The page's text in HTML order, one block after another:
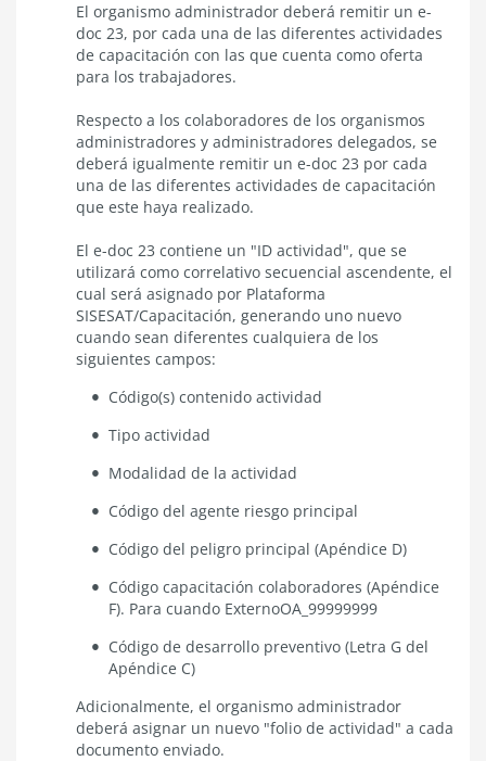
El organismo administrador deberá remitir un e-
doc 23, por cada una de las diferentes actividades
de capacitación con las que cuenta como oferta
para los trabajadores.
Respecto a los colaboradores de los organismos
administradores y administradores delegados, se
deberá igualmente remitir un e-doc 23 por cada
una de las diferentes actividades de capacitación
que este haya realizado.
El e-doc 23 contiene un "ID actividad", que se
utilizará como correlativo secuencial ascendente, el
cual será asignado por Plataforma
SISESAT/Capacitación, generando uno nuevo
cuando sean diferentes cualquiera de los
siguientes campos:
Código(s) contenido actividad
Tipo actividad
Modalidad de la actividad
Código del agente riesgo principal
Código del peligro principal (Apéndice D)
Código capacitación colaboradores (Apéndice
F). Para cuando ExternoOA_99999999
Código de desarrollo preventivo (Letra G del
Apéndice C)
Adicionalmente, el organismo administrador
deberá asignar un nuevo "folio de actividad" a cada
documento enviado.